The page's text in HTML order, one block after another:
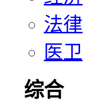
法律
医卫
综合